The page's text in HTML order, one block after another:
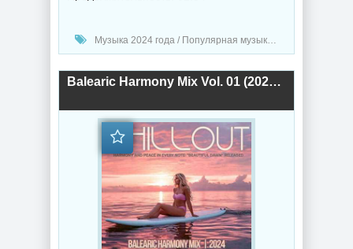
Музыка 2024 года / Популярная музыка / Радио-Хиты / Радио-сборники / Сборник музыка / Chillout music
Balearic Harmony Mix Vol. 01 (2024) торрент